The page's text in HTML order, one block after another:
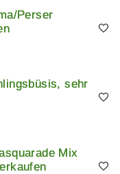
Perser
sehr
Mix